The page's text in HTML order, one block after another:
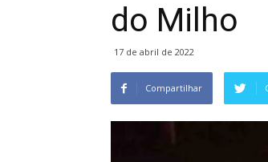
do Milho
17 de abril de 2022
Compartilhar